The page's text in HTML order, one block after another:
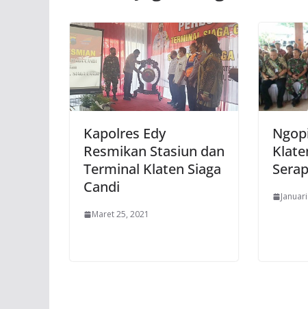
Kapolres Edy
Resmikan Stasiun dan
Terminal Klaten Siaga
Candi
Maret 25, 2021